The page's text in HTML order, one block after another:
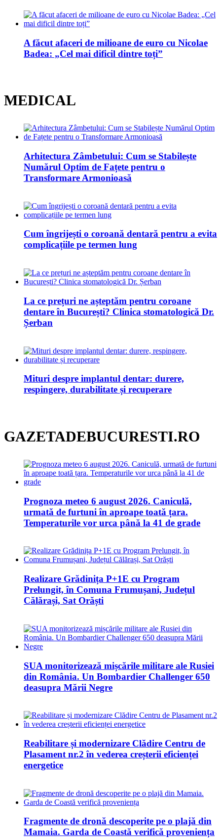
A făcut afaceri de milioane de euro cu Nicolae
Badea: „Cel mai dificil dintre toți”
MEDICAL
Arhitectura Zâmbetului: Cum se Stabilește
Numărul Optim de Fațete pentru o
Transformare Armonioasă
Cum îngrijești o coroană dentară pentru a evita
complicațiile pe termen lung
La ce prețuri ne așteptăm pentru coroane
dentare în București? Clinica stomatologică Dr.
Șerban
Mituri despre implantul dentar: durere,
respingere, durabilitate și recuperare
GAZETADEBUCURESTI.RO
Prognoza meteo 6 august 2026. Caniculă,
urmată de furtuni în aproape toată țara.
Temperaturile vor urca până la 41 de grade
Realizare Grădinița P+1E cu Program
Prelungit, în Comuna Frumușani, Județul
Călărași, Sat Orăști
SUA monitorizează mișcările militare ale Rusiei
din România. Un Bombardier Challenger 650
deasupra Mării Negre
Reabilitare și modernizare Clădire Centru de
Plasament nr.2 în vederea creșterii eficienței
energetice
Fragmente de dronă descoperite pe o plajă din
Mamaia. Garda de Coastă verifică proveniența